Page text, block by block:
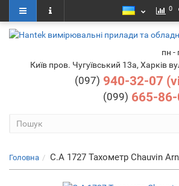
0
пн -
Київ пров. Чугуївський 13а, Харків
(097) 940-32-07
(099) 665-
Головна C.A 1727 Тахометр Chauvin